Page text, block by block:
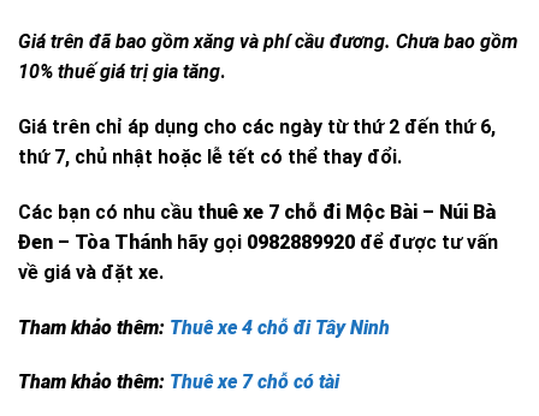
Giá trên đã bao gồm xăng và phí cầu đương. Chưa bao gồm
10% thuế giá trị gia tăng.
Giá trên chỉ áp dụng cho các ngày từ thứ 2 đến thứ 6,
thứ 7, chủ nhật hoặc lễ tết có thể thay đổi.
Các bạn có nhu cầu thuê xe 7 chỗ đi Mộc Bài – Núi Bà
Đen – Tòa Thánh hãy gọi 0982889920 để được tư vấn
về giá và đặt xe.
Tham khảo thêm: Thuê xe 4 chỗ đi Tây Ninh
Tham khảo thêm: Thuê xe 7 chỗ có tài